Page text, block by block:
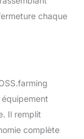
chaque
équipement
Il remplit
complète